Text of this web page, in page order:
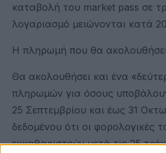
καταβολή του market pass σε
λογαριασμό μειώνονται κατά
Η πληρωμή που θα
Θα ακολουθήσει και ένα
πληρωμών για όσους
25 Σεπτεμβρίου και έως 31
δεδομένου ότι οι φορολογικές
εκκαθαριστούν μετά τις 25